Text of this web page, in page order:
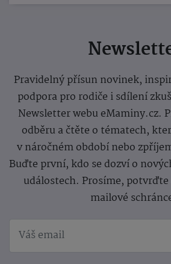
Pravidelný přísun novinek,
podpora pro rodiče i sdílení
Newsletter webu eMaminy.cz.
odběru a čtěte o tématech,
v náročném období nebo
Buďte první, kdo se dozví o
událostech. Prosíme,
mailové